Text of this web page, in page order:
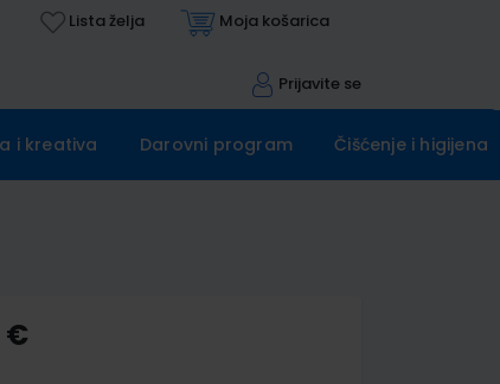
Lista želja Moja košarica
Prijavite se
i kreativa Darovni program Čišćenje i higijena
€